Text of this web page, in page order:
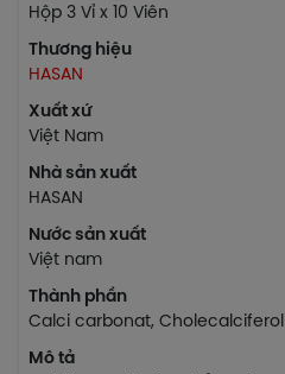
Hộp 3 Vỉ x 10 Viên
Thương hiệu
HASAN
Xuất xứ
Việt Nam
Nhà sản xuất
HASAN
Nước sản xuất
Việt nam
Thành phần
Calci carbonat, Cholecalciferol
Mô tả